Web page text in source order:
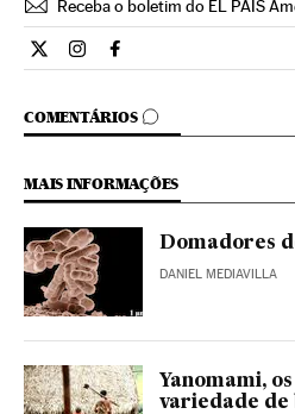
Receba o boletim do EL PAÍS
Ciencia El País Brasil en Twitter
Ciencia El País Brasil en
Ciencia El País Brasil
COMENTÁRIOS
COMENTÁRIOS
MAIS INFORMAÇÕES
Domadores
DANIEL MEDIAVILLA
Yanomami,
variedade de